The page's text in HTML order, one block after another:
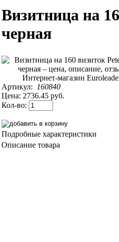
Визитница на
черная
Артикул:
160840
Цена: 2736.45 руб.
Кол-во:
Подробные характеристики
Описание товара